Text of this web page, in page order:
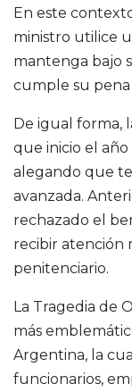
En este
ministro utilice
mantenga bajo
cumple su
De igual forma,
que inicio el
alegando que
avanzada.
rechazado el
recibir atención
penitenciario.
La Tragedia de
más
Argentina, la
funcionarios,